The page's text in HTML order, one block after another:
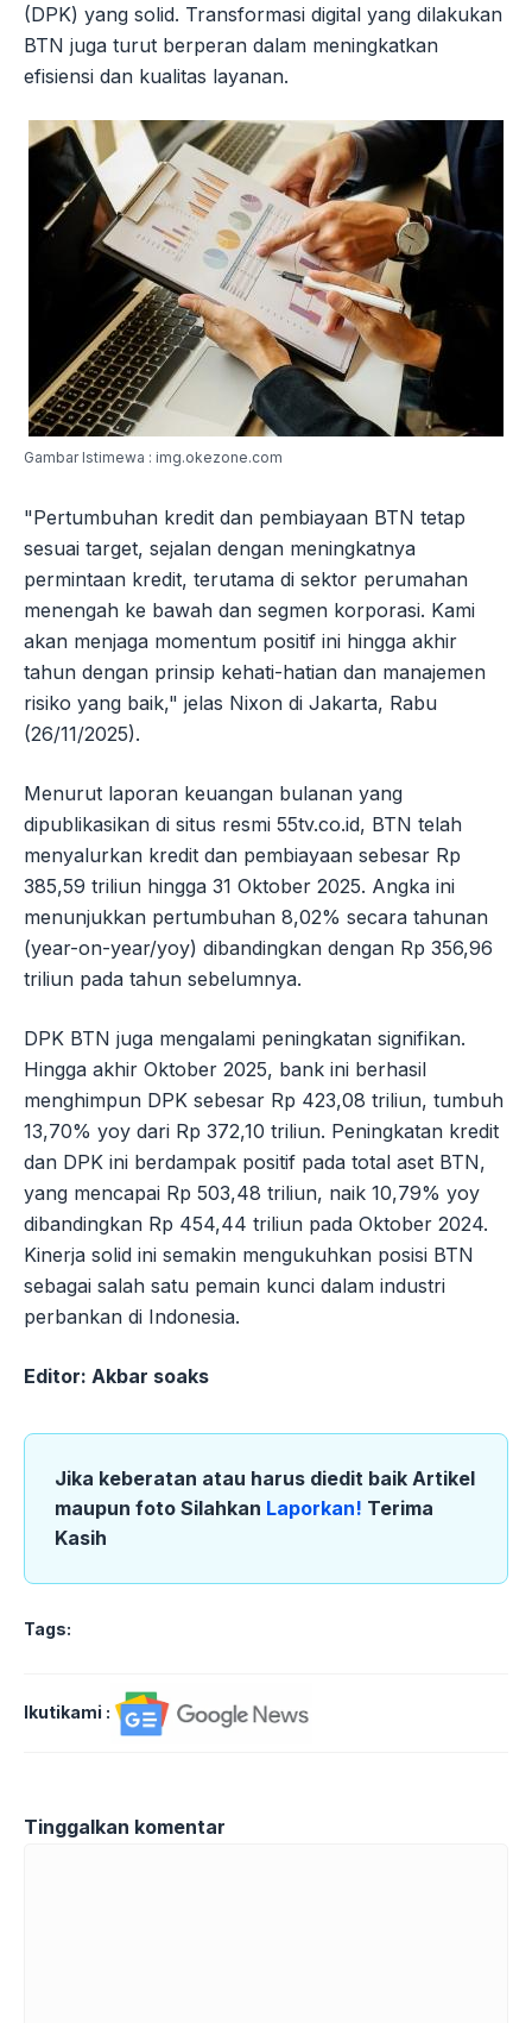
(DPK) yang solid. Transformasi digital yang dilakukan
BTN juga turut berperan dalam meningkatkan
efisiensi dan kualitas layanan.
Gambar Istimewa : img.okezone.com
"Pertumbuhan kredit dan pembiayaan BTN tetap
sesuai target, sejalan dengan meningkatnya
permintaan kredit, terutama di sektor perumahan
menengah ke bawah dan segmen korporasi. Kami
akan menjaga momentum positif ini hingga akhir
tahun dengan prinsip kehati-hatian dan manajemen
risiko yang baik," jelas Nixon di Jakarta, Rabu
(26/11/2025).
Menurut laporan keuangan bulanan yang
dipublikasikan di situs resmi 55tv.co.id, BTN telah
menyalurkan kredit dan pembiayaan sebesar Rp
385,59 triliun hingga 31 Oktober 2025. Angka ini
menunjukkan pertumbuhan 8,02% secara tahunan
(year-on-year/yoy) dibandingkan dengan Rp 356,96
triliun pada tahun sebelumnya.
DPK BTN juga mengalami peningkatan signifikan.
Hingga akhir Oktober 2025, bank ini berhasil
menghimpun DPK sebesar Rp 423,08 triliun, tumbuh
13,70% yoy dari Rp 372,10 triliun. Peningkatan kredit
dan DPK ini berdampak positif pada total aset BTN,
yang mencapai Rp 503,48 triliun, naik 10,79% yoy
dibandingkan Rp 454,44 triliun pada Oktober 2024.
Kinerja solid ini semakin mengukuhkan posisi BTN
sebagai salah satu pemain kunci dalam industri
perbankan di Indonesia.
Editor: Akbar soaks
Jika keberatan atau harus diedit baik Artikel
maupun foto Silahkan Laporkan! Terima
Kasih
Tags:
Ikutikami :
Tinggalkan komentar